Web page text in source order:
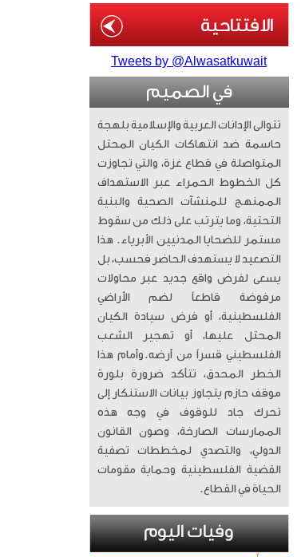
Tweets by @Alwasatkuwait
في الصميم
تتوالى الإدانات العربية والإسلامية بلهجة
حاسمة ضد انتهاكات الكيان المحتل
المتواصلة في قطاع غزة، والتي تجاوزت
كل الخطوط الحمراء عبر الاستهداف
الممنهج للمنشآت الصحية والبنية
التحتية، وما يترتب على ذلك من سقوط
مستمر للضحايا المدنيين الأبرياء. ​ هذا
التصعيد لا يستهدف الحاضر فحسب، بل
يسعى لفرض واقع جديد عبر محاولات
مرفوضة قاطعاً لضم الأراضي
الفلسطينية، أو فرض سيادة الكيان
المحتل عليها، أو تهجير الشعب
الفلسطيني قسراً من أرضه. ​وأمام هذا
الخطر المحدق، تتأكد ضرورة بلورة
موقف حازم يتجاوز بيانات الاستنكار إلى
تحرك جاد للوقوف في وجه هذه
الممارسات الصارخة، وصون القانون
الدولي، والتصدي لمخططات تصفية
القضية الفلسطينية وحماية مقومات
الحياة في القطاع.